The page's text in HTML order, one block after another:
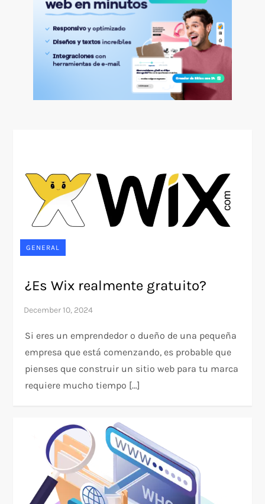
GENERAL
¿Es Wix realmente gratuito?
Si eres un emprendedor o dueño de una pequeña
empresa que está comenzando, es probable que
pienses que construir un sitio web para tu marca
requiere mucho tiempo […]